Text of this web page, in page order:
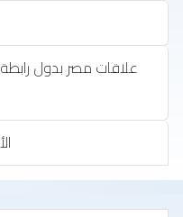
علاقات مصر بدول رابطة